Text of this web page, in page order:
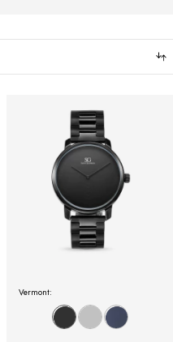
Vermont: